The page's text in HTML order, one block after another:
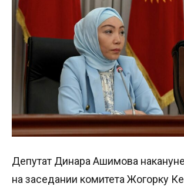
Депутат Динара Ашимова накануне
на заседании комитета Жогорку